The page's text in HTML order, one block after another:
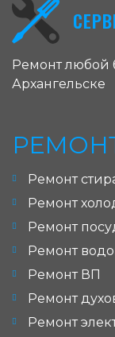
Ремонт любой
Архангельске
Ремонт
Ремонт
Ремонт
Ремонт
Ремонт ВП
Ремонт
Ремонт